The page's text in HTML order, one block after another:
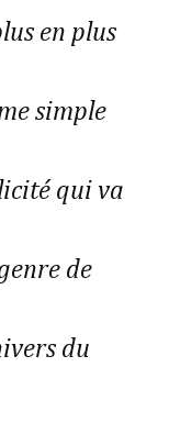
en plus
simple
qui va
de
du